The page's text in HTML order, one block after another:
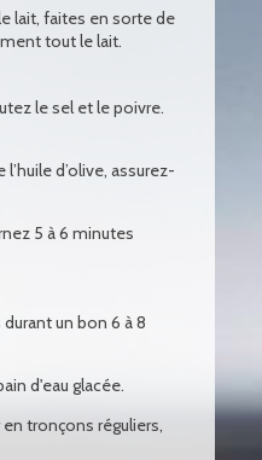
lait, faites en sorte de
tout le lait.
le sel et le poivre.
d’olive, assurez-
5 à 6 minutes
un bon 6 à 8
d'eau glacée.
tronçons réguliers,